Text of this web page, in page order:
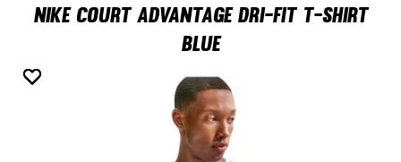
Nike Court Advantage Dri-FIT T-shirt
Blue